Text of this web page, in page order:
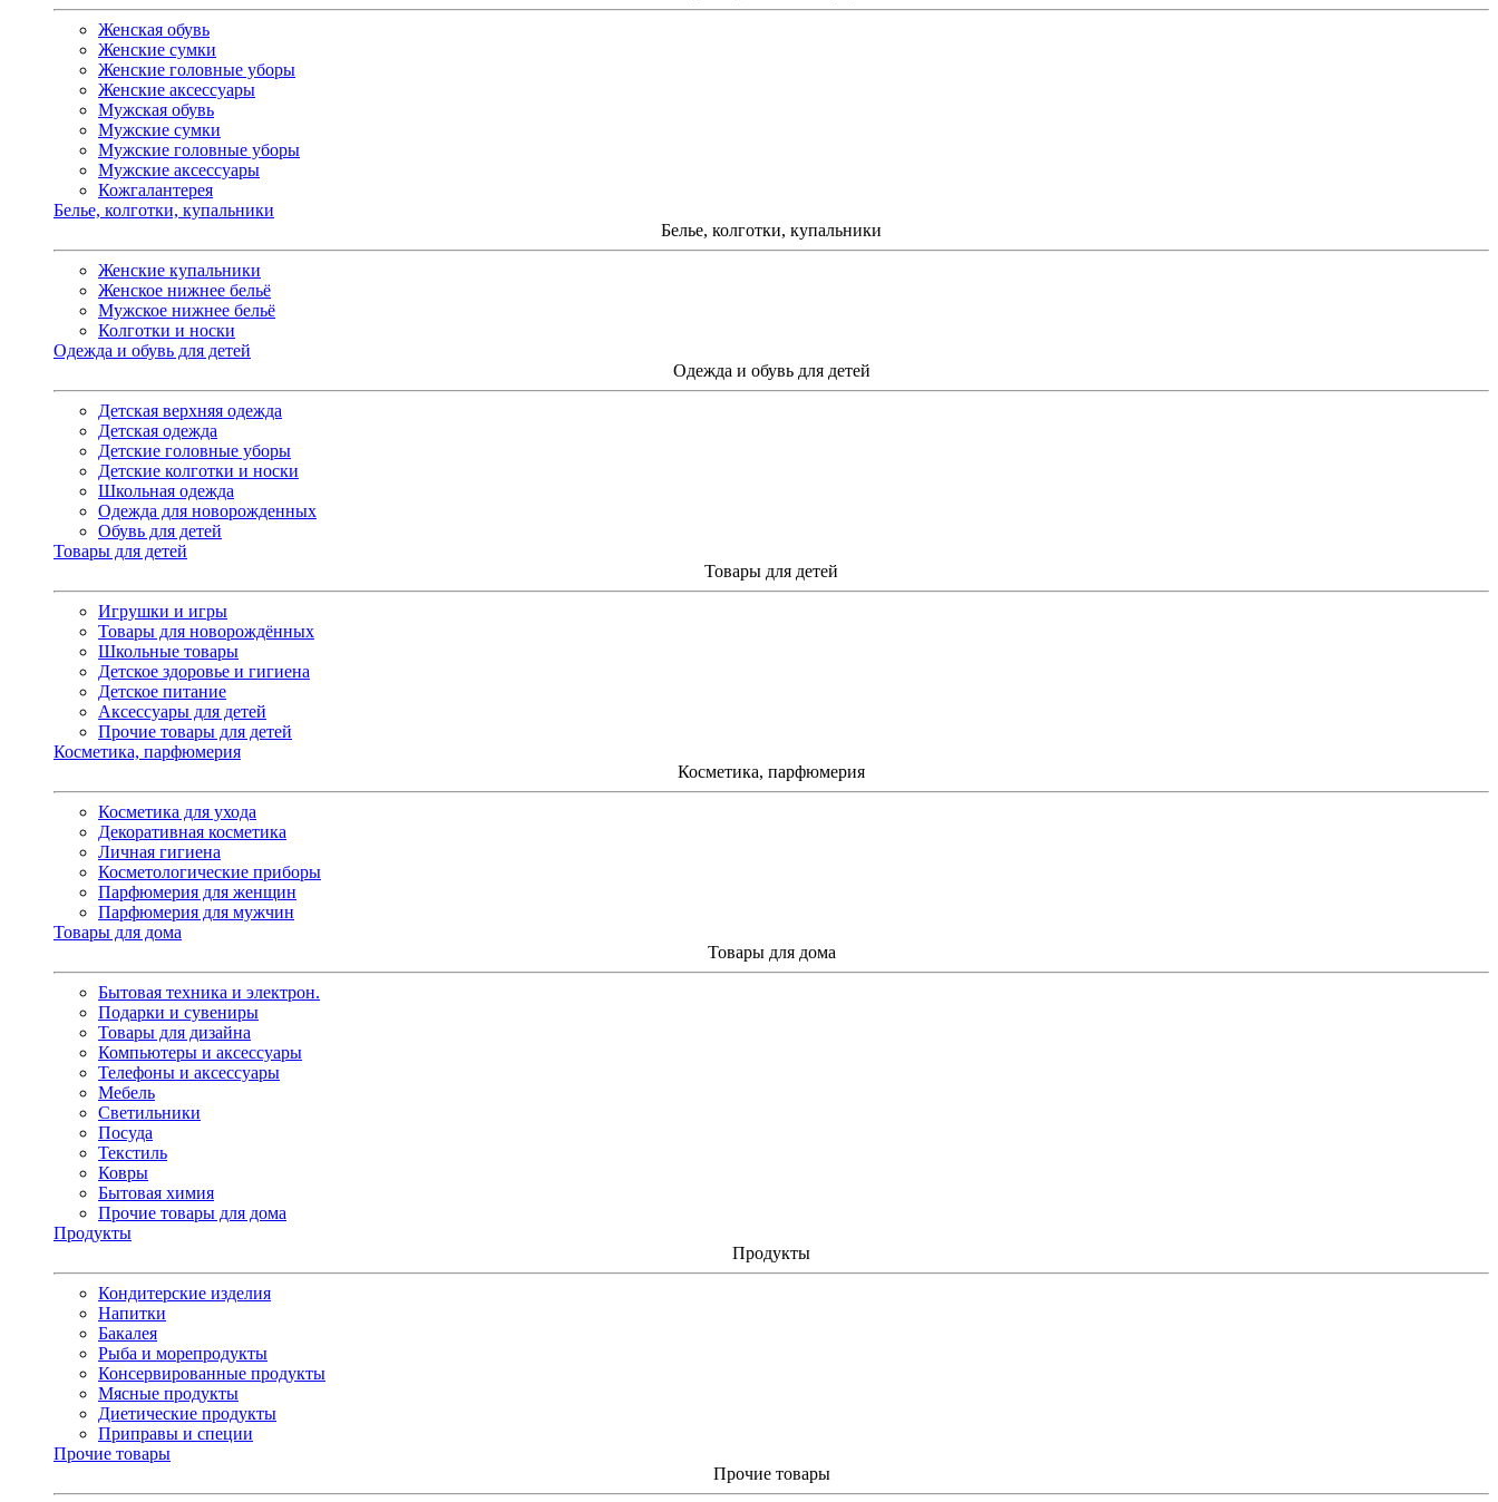
Женская обувь
Женские сумки
Женские головные уборы
Женские аксессуары
Мужская обувь
Мужские сумки
Мужские головные уборы
Мужские аксессуары
Кожгалантерея
Белье, колготки, купальники
Белье, колготки, купальники
Женские купальники
Женское нижнее бельё
Мужское нижнее бельё
Колготки и носки
Одежда и обувь для детей
Одежда и обувь для детей
Детская верхняя одежда
Детская одежда
Детские головные уборы
Детские колготки и носки
Школьная одежда
Одежда для новорожденных
Обувь для детей
Товары для детей
Товары для детей
Игрушки и игры
Товары для новорождённых
Школьные товары
Детское здоровье и гигиена
Детское питание
Аксессуары для детей
Прочие товары для детей
Косметика, парфюмерия
Косметика, парфюмерия
Косметика для ухода
Декоративная косметика
Личная гигиена
Косметологические приборы
Парфюмерия для женщин
Парфюмерия для мужчин
Товары для дома
Товары для дома
Бытовая техника и электрон.
Подарки и сувениры
Товары для дизайна
Компьютеры и аксессуары
Телефоны и аксессуары
Мебель
Светильники
Посуда
Текстиль
Ковры
Бытовая химия
Прочие товары для дома
Продукты
Продукты
Кондитерские изделия
Напитки
Бакалея
Рыба и морепродукты
Консервированные продукты
Мясные продукты
Диетические продукты
Приправы и специи
Прочие товары
Прочие товары